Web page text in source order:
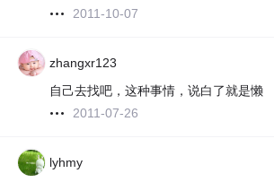
2011-10-07
zhangxr123
自己去找吧，这种事情，说白了就是懒
2011-07-26
lyhmy